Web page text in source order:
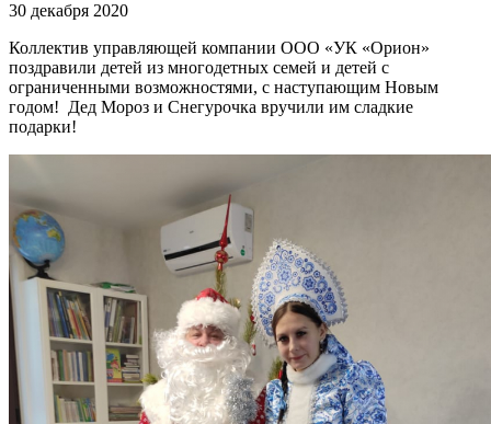
30 декабря 2020
Коллектив управляющей компании ООО «УК «Орион»
поздравили детей из многодетных семей и детей с
ограниченными возможностями, с наступающим Новым
годом! Дед Мороз и Снегурочка вручили им сладкие
подарки!